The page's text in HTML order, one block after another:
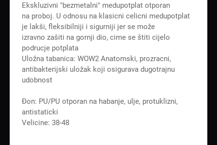
Ekskluzivni "bezmetalni" medupotplat otporan
na proboj. U odnosu na klasicni celicni medupotplat
je lakši, fleksibilniji i sigurniji jer se može
izravno zašiti na gornji dio, cime se štiti cijelo
podrucje potplata
Uložna tabanica: WOW2 Anatomski, prozracni,
antibakterijski uložak koji osigurava dugotrajnu
udobnost
Đon: PU/PU otporan na habanje, ulje, protuklizni,
antistaticki
Velicine: 38-48